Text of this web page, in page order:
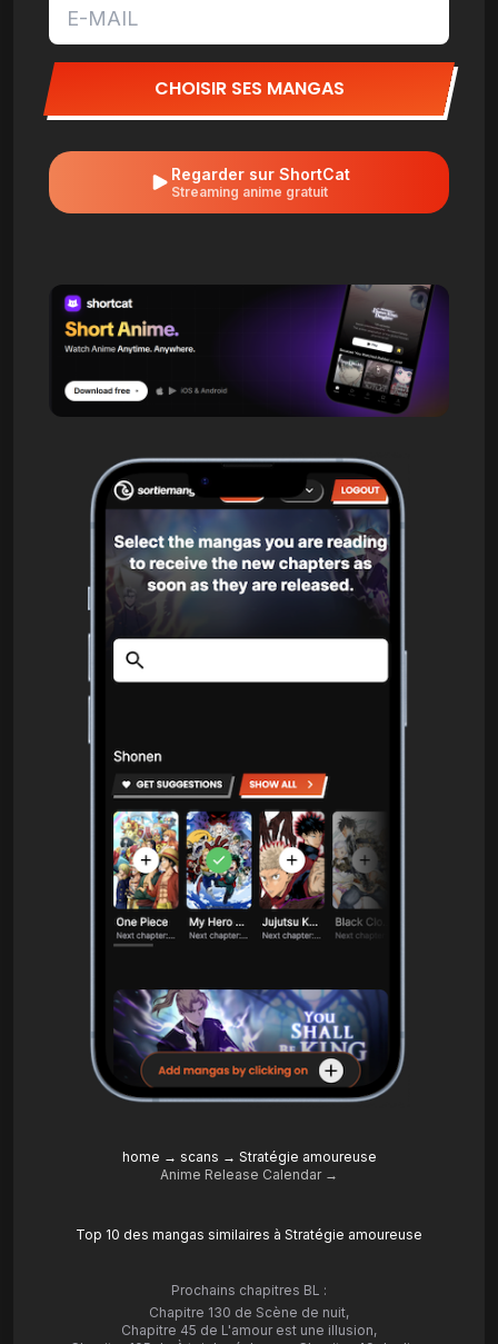
CHOISIR SES MANGAS
Regarder sur ShortCat
Streaming anime gratuit
home → scans → Stratégie amoureuse
Anime Release Calendar →
Top 10 des mangas similaires à Stratégie amoureuse
Prochains chapitres BL :
Chapitre 130 de Scène de nuit,
Chapitre 45 de L'amour est une illusion,